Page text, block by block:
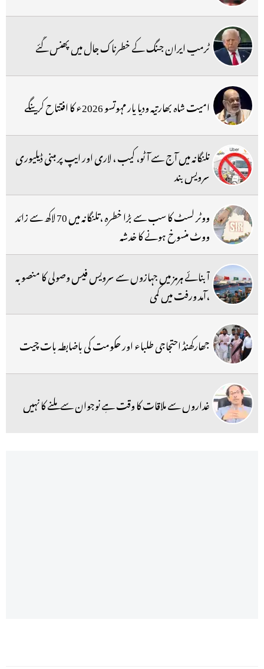
ٹرمپ ایران جنگ کے خطرناک جال میں پھنس گئے
امیت شاہ بھارتیہ ودیا پار مہوتسو 2026ء کا افتتاح کرینگے
تلنگانہ میں آج سے آٹو، کیب ، لاری اور ایپ پر مبنی ڈیلیوری
سرویس بند
ووٹر لسٹ کا سب سے بڑا خطرہ ،تلنگانہ میں 70 لاکھ سے زائد
ووٹ منسوخ ہونے کا خدشہ
آبنائے ہرمز میں جہازوں سے سرویس فیس وصولی کا منصوبہ
،آمد ورفت میں کمی
جھارکھنڈ احتجاجی طلباء اور حکومت کی باضابطہ بات چیت
غداروں سے ملاقات کا وقت ہے نوجوان سے ملنے کا نہیں